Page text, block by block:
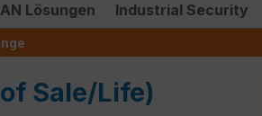
Lösungen Industrial Security
Sale/Life)